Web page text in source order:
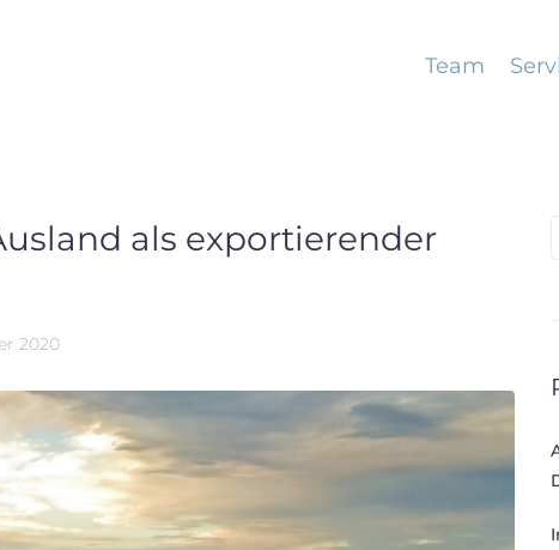
Team
als exportierender
2020